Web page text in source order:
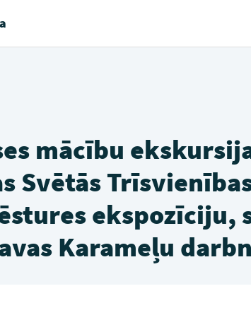
mācību
Svētās
ekspozīciju,
Karameļu